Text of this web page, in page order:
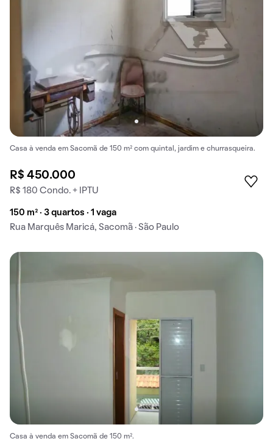
Casa à venda em Sacomã de 150 m² com quintal, jardim e churrasqueira.
R$ 450.000
R$ 180 Condo. + IPTU
150 m² · 3 quartos · 1 vaga
Rua Marquês Maricá, Sacomã · São Paulo
Casa à venda em Sacomã de 150 m².